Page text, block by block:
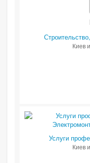
Киев
Услуги
Киев